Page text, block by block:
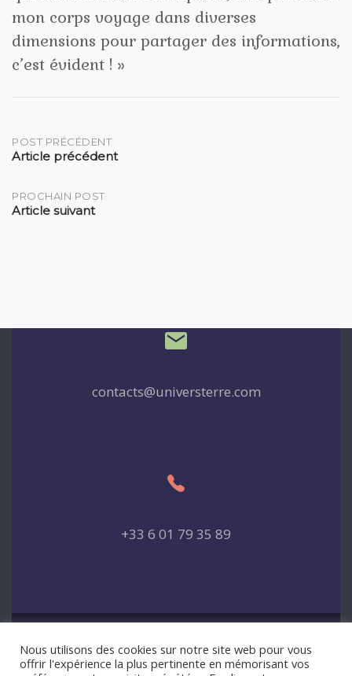
mon corps voyage dans diverses
dimensions pour partager des informations,
c’est évident ! »
Post
POST PRÉCÉDENT
Article précédent
PROCHAIN POST
Article suivant
contacts@universterre.com
+33 6 01 79 35 89
Nous utilisons des cookies sur notre site web pour vous
offrir l'expérience la plus pertinente en mémorisant vos